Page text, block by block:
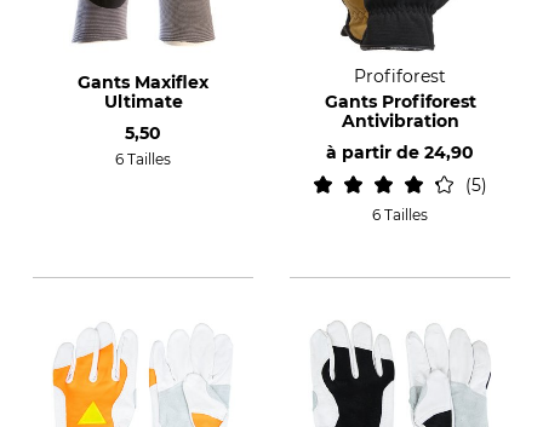
Gants Maxiflex
Ultimate
5,50
6 Tailles
Profiforest
Gants Profiforest
Antivibration
à partir de 24,90
5
6 Tailles